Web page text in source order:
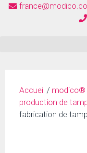
Accueil / modico®
production de
fabrication de